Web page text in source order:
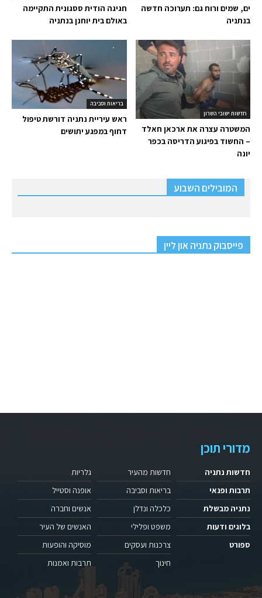
חגיגה הודית ססגונית התקיימה
באולם בית יוחנן בנתניה
ים, שמים ורוח גם: תערוכה חדשה
בנתניה
בריאות וסביבה
ראש עיריית נתניה דורשת טיפול
דחוף במפגע יתושים
חדשות ישובי השרון
המשטרה עצרה את ארכאן חאלד
– החשוד בפיגוע הדריסה בכפר
יונה
המובילים השבוע
פייסבוק נתניה און ליין
מדורי תוכן
חדשות נתניה
תרבות ופנאי
נתניה מבשלת
בלוגים ודעות
ספורט
חדשות מהעיר
בריאות וסביבה
כלכלה ונדלן
משפט ופלילי
צרכנות ועסקים
חינוך
גלריות
אופנה וסטייל
אנשים וחברה
האנשים של העיר
מוסיקה והופעות
תרבות ואמנות